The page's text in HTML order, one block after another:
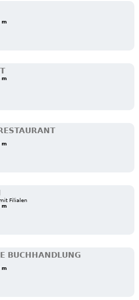
m
m
m
Filialen
m
BUCHHANDLUNG
m